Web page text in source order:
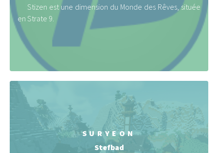
Stizen est une dimension du Monde des Rêves, située
en Strate 9.
SURYEON
Stefbad